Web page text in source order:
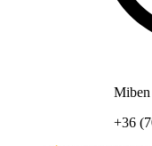
Miben
+36